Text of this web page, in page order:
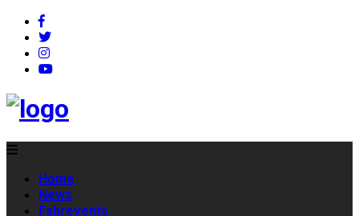
Home
News
Fahrevents